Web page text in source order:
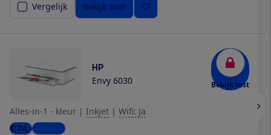
Vergelijk
Bekijk snel
HP
Envy 6030 Bekijk test
Alles-in-1 - kleur | Inkjet | Wifi: Ja
€ 74,-1 winkel